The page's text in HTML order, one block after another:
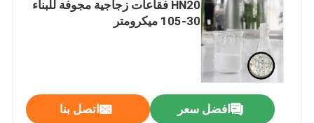
HN20 فقاعات زجاجية مجوفة للبناء
30-105 ميكرومتر
افضل سعر اتصل بنا